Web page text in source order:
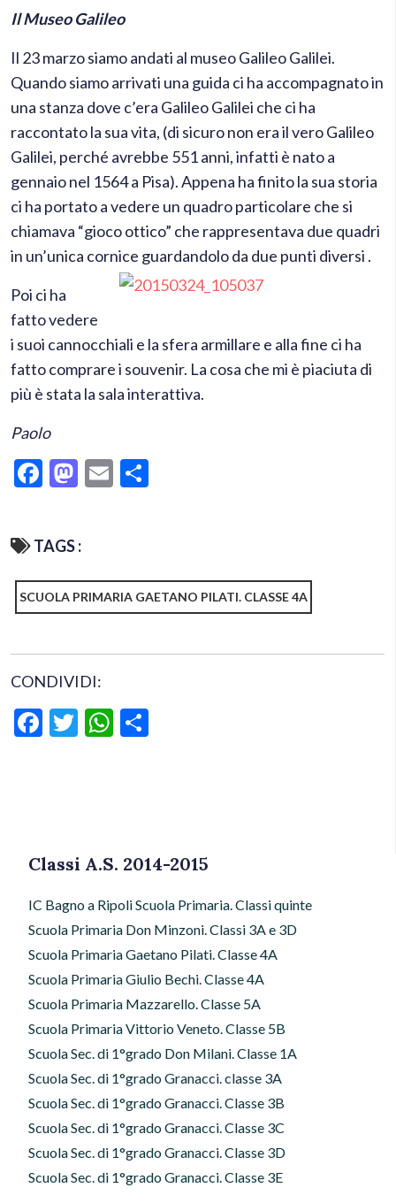
Il Museo Galileo
Il 23 marzo siamo andati al museo Galileo Galilei.
Quando siamo arrivati una guida ci ha accompagnato in
una stanza dove c’era Galileo Galilei che ci ha
raccontato la sua vita, (di sicuro non era il vero Galileo
Galilei, perché avrebbe 551 anni, infatti è nato a
gennaio nel 1564 a Pisa). Appena ha finito la sua storia
ci ha portato a vedere un quadro particolare che si
chiamava “gioco ottico” che rappresentava due quadri
in un’unica cornice guardandolo da due punti diversi .
Poi ci ha
fatto vedere
i suoi cannocchiali e la sfera armillare e alla fine ci ha
fatto comprare i souvenir. La cosa che mi è piaciuta di
più è stata la sala interattiva.
Paolo
Facebook
Mastodon
Email
TAGS :
SCUOLA PRIMARIA GAETANO PILATI. CLASSE 4A
CONDIVIDI:
Facebook
TwitterWhatsApp
Classi A.S. 2014-2015
IC Bagno a Ripoli Scuola Primaria. Classi quinte
Scuola Primaria Don Minzoni. Classi 3A e 3D
Scuola Primaria Gaetano Pilati. Classe 4A
Scuola Primaria Giulio Bechi. Classe 4A
Scuola Primaria Mazzarello. Classe 5A
Scuola Primaria Vittorio Veneto. Classe 5B
Scuola Sec. di 1°grado Don Milani. Classe 1A
Scuola Sec. di 1°grado Granacci. classe 3A
Scuola Sec. di 1°grado Granacci. Classe 3B
Scuola Sec. di 1°grado Granacci. Classe 3C
Scuola Sec. di 1°grado Granacci. Classe 3D
Scuola Sec. di 1°grado Granacci. Classe 3E